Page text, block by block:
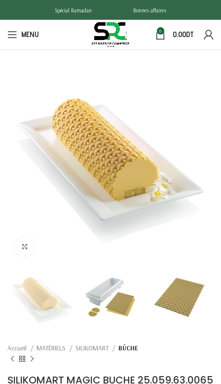
Spécial Ramadan Bonnes affaires
MENU 0 0.00DT
Accueil MATÉRIELS SILIKOMART BÛCHE
SILIKOMART MAGIC BUCHE 25.059.63.0065